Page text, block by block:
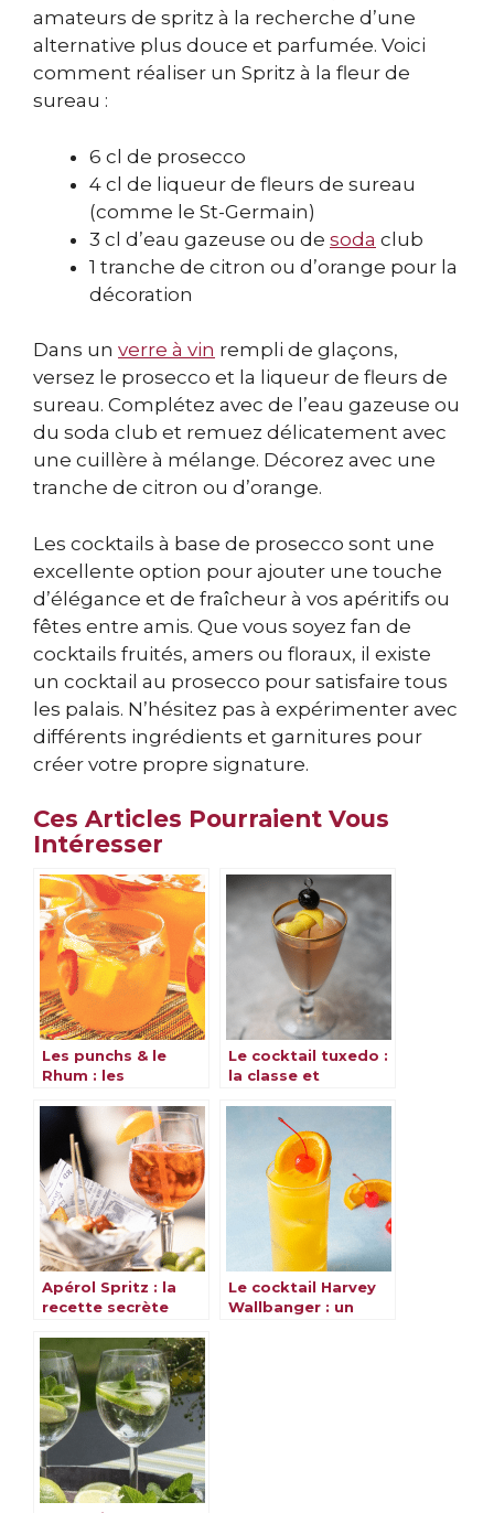
amateurs de spritz à la recherche d’une
alternative plus douce et parfumée. Voici
comment réaliser un Spritz à la fleur de
sureau :
6 cl de prosecco
4 cl de liqueur de fleurs de sureau
(comme le St-Germain)
3 cl d’eau gazeuse ou de soda club
1 tranche de citron ou d’orange pour la
décoration
Dans un verre à vin rempli de glaçons,
versez le prosecco et la liqueur de fleurs de
sureau. Complétez avec de l’eau gazeuse ou
du soda club et remuez délicatement avec
une cuillère à mélange. Décorez avec une
tranche de citron ou d’orange.
Les cocktails à base de prosecco sont une
excellente option pour ajouter une touche
d’élégance et de fraîcheur à vos apéritifs ou
fêtes entre amis. Que vous soyez fan de
cocktails fruités, amers ou floraux, il existe
un cocktail au prosecco pour satisfaire tous
les palais. N’hésitez pas à expérimenter avec
différents ingrédients et garnitures pour
créer votre propre signature.
Ces Articles Pourraient Vous
Intéresser
Les punchs & le
Rhum : les
Le cocktail tuxedo :
la classe et
Apérol Spritz : la
recette secrète
inoubliable
Le cocktail Harvey
Wallbanger : un